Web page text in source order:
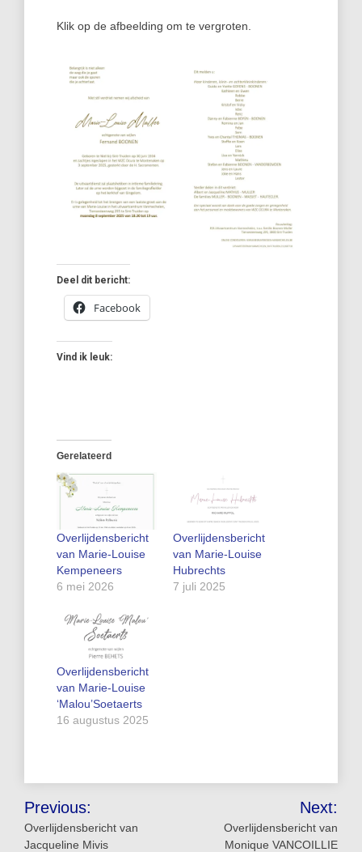
Klik op de afbeelding om te vergroten.
Deel dit bericht:
Facebook
Vind ik leuk:
Gerelateerd
Overlijdensbericht
van Marie-Louise
Kempeneers
6 mei 2026
Overlijdensbericht
van Marie-Louise
Hubrechts
7 juli 2025
Overlijdensbericht
van Marie-Louise
‘Malou’Soetaerts
16 augustus 2025
Bericht
navigatie
Previous:
Overlijdensbericht van
Jacqueline Mivis
Next:
Overlijdensbericht van
Monique VANCOILLIE